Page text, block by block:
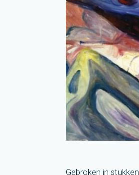
Gebroken in stukken